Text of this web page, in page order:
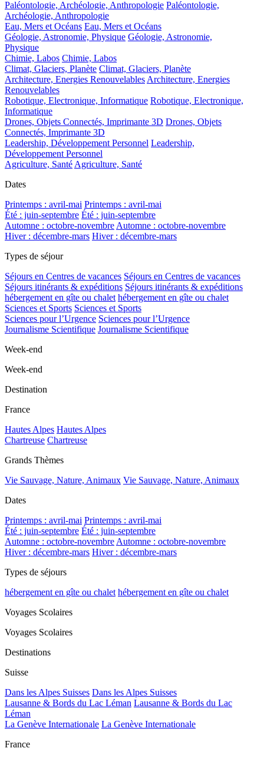
Paléontologie, Archéologie, Anthropologie Paléontologie,
Archéologie, Anthropologie
Eau, Mers et Océans Eau, Mers et Océans
Géologie, Astronomie, Physique Géologie, Astronomie,
Physique
Chimie, Labos Chimie, Labos
Climat, Glaciers, Planète Climat, Glaciers, Planète
Architecture, Energies Renouvelables Architecture, Energies
Renouvelables
Robotique, Electronique, Informatique Robotique, Electronique,
Informatique
Drones, Objets Connectés, Imprimante 3D Drones, Objets
Connectés, Imprimante 3D
Leadership, Développement Personnel Leadership,
Développement Personnel
Agriculture, Santé Agriculture, Santé
Dates
Printemps : avril-mai Printemps : avril-mai
Été : juin-septembre Été : juin-septembre
Automne : octobre-novembre Automne : octobre-novembre
Hiver : décembre-mars Hiver : décembre-mars
Types de séjour
Séjours en Centres de vacances Séjours en Centres de vacances
Séjours itinérants & expéditions Séjours itinérants & expéditions
hébergement en gîte ou chalet hébergement en gîte ou chalet
Sciences et Sports Sciences et Sports
Sciences pour l’Urgence Sciences pour l’Urgence
Journalisme Scientifique Journalisme Scientifique
Week-end
Week-end
Destination
France
Hautes Alpes Hautes Alpes
Chartreuse Chartreuse
Grands Thèmes
Vie Sauvage, Nature, Animaux Vie Sauvage, Nature, Animaux
Dates
Printemps : avril-mai Printemps : avril-mai
Été : juin-septembre Été : juin-septembre
Automne : octobre-novembre Automne : octobre-novembre
Hiver : décembre-mars Hiver : décembre-mars
Types de séjours
hébergement en gîte ou chalet hébergement en gîte ou chalet
Voyages Scolaires
Voyages Scolaires
Destinations
Suisse
Dans les Alpes Suisses Dans les Alpes Suisses
Lausanne & Bords du Lac Léman Lausanne & Bords du Lac
Léman
La Genève Internationale La Genève Internationale
France